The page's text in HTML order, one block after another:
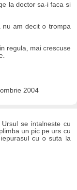
la doctor sa-i faca si
nu am decit o trompa
regula, mai crescuse
2004
se intalneste cu
un pic pe urs cu
cu o suta la